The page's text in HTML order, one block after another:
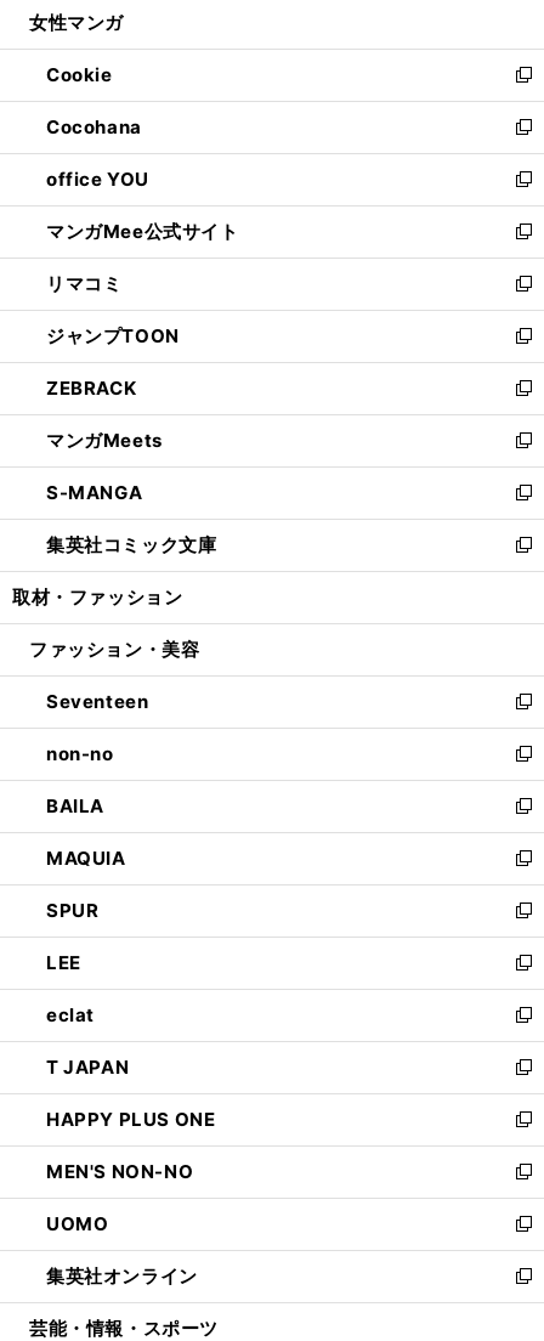
開
く
ウ
で
開
く
ン
ド
ウ
で
開
く
ウ
ィ
ン
ド
ウ
で
開
く
女性マンガ
Cookie
新
し
い
ウ
ィ
ン
ド
ウ
で
開
く
Cocohana
新
し
い
ウ
ィ
ン
ド
ウ
で
開
く
office YOU
新
し
い
ウ
ィ
ン
ド
ウ
で
開
く
マンガMee公式サイト
新
し
い
ウ
ィ
ン
ド
ウ
で
開
く
リマコミ
新
し
い
ウ
ィ
ン
ド
ウ
で
開
く
ジャンプTOON
新
し
い
ウ
ィ
ン
ド
ウ
で
開
ZEBRACK
新
し
い
ウ
ィ
ン
ド
ウ
開
マンガMeets
新
し
い
ウ
ィ
ン
ウ
開
く
S-MANGA
新
し
い
ウ
ン
ウ
で
開
く
集英社コミック文庫
新
し
ウ
ン
ド
ウ
で
開
く
取材・ファッション
ファッション・美容
Seventeen
新
し
い
ウ
ィ
ン
ド
ウ
で
開
く
non-no
新
し
い
ウ
ィ
ン
ド
ウ
で
開
く
BAILA
新
し
い
ウ
ィ
ン
ド
ウ
で
開
く
MAQUIA
新
し
い
ウ
ィ
ン
ド
ウ
で
開
く
SPUR
新
し
い
ウ
ィ
ン
ド
ウ
で
開
く
LEE
新
し
い
ウ
ィ
ン
ド
ウ
で
開
く
eclat
新
し
い
ウ
ィ
ン
ド
ウ
で
開
く
T JAPAN
新
し
い
ウ
ィ
ン
ド
ウ
で
開
HAPPY PLUS ONE
新
し
い
ウ
ィ
ン
ド
ウ
MEN'S NON-NO
新
し
い
ウ
ィ
ン
UOMO
新
し
い
ウ
集英社オンライン
新
し
芸能・情報・スポーツ